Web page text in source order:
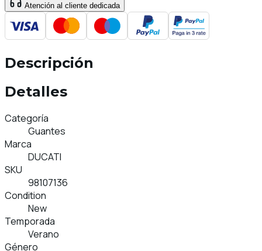
Atención al cliente dedicada
Descripción
Detalles
Categoría
Guantes
Marca
DUCATI
SKU
98107136
Condition
New
Temporada
Verano
Género